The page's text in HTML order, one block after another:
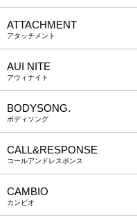
ATTACHMENT
アタッチメント
AUI NITE
アウィナイト
BODYSONG.
ボディソング
CALL&RESPONSE
コールアンドレスポンス
CAMBIO
カンビオ